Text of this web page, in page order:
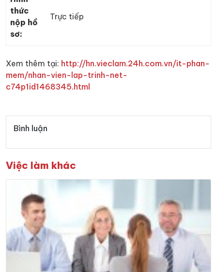
thức
nộp hồ
sơ:
Trực tiếp
Xem thêm tại: http://hn.vieclam.24h.com.vn/it-phan-
mem/nhan-vien-lap-trinh-net-
c74p1id1468345.html
Bình luận
Việc làm khác